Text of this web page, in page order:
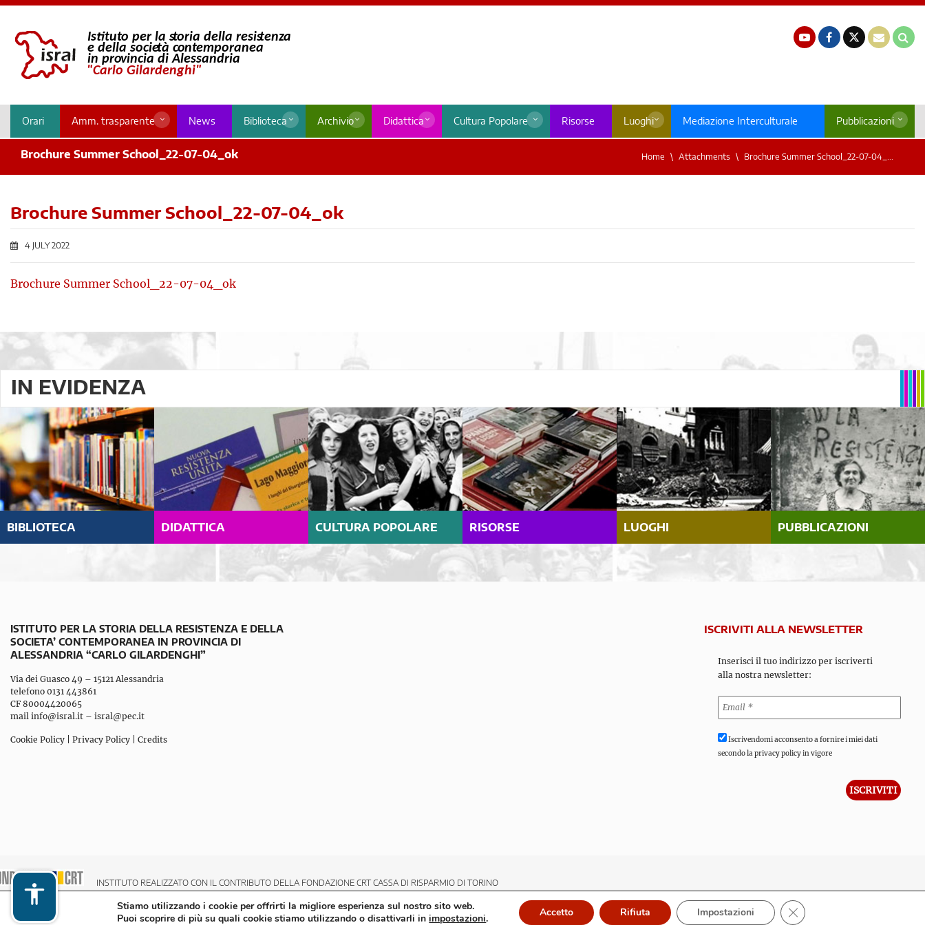
Orari Amm. trasparente News Biblioteca Archivio Didattica Cultura Popolare Risorse Luoghi Mediazione Interculturale Pubblicazioni
Brochure Summer School_22-07-04_ok Home Attachments Brochure Summer School_22-07-04_...
Brochure Summer School_22-07-04_ok
4 JULY 2022
Brochure Summer School_22-07-04_ok
IN EVIDENZA
BIBLIOTECA DIDATTICA CULTURA POPOLARE RISORSE LUOGHI PUBBLICAZIONI
ISTITUTO PER LA STORIA DELLA RESISTENZA E DELLA
SOCIETA’ CONTEMPORANEA IN PROVINCIA DI
ALESSANDRIA “CARLO GILARDENGHI”
Via dei Guasco 49 – 15121 Alessandria
telefono 0131 443861
CF 80004420065
mail info@isral.it – isral@pec.it
Cookie Policy Privacy Policy Credits
ISCRIVITI ALLA NEWSLETTER
Inserisci il tuo indirizzo per iscriverti
alla nostra newsletter:
Iscrivendomi acconsento a fornire i miei dati
secondo la privacy policy in vigore
INSTITUTO REALIZZATO CON IL CONTRIBUTO DELLA FONDAZIONE CRT CASSA DI RISPARMIO DI TORINO
Stiamo utilizzando i cookie per offrirti la migliore esperienza sul nostro sito web.
Puoi scoprire di più su quali cookie stiamo utilizzando o disattivarli inimpostazioni. Accetto Rifiuta Impostazioni Close GDPR Cookie Banner